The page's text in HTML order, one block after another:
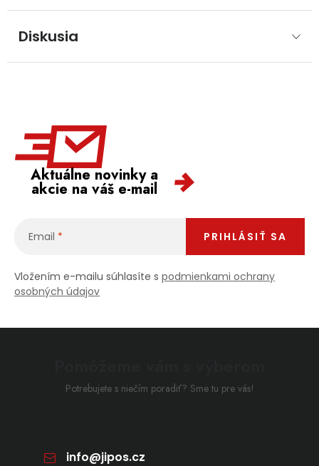
Diskusia
Aktuálne novinky a
akcie na váš e-mail
Email
Vložením e-mailu súhlasíte s podmienkami ochrany
osobných údajov
PRIHLÁSIŤ SA
Potrebujete s niečím poradiť? Sme tu pre vás!
info@jipos.cz